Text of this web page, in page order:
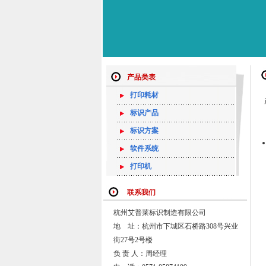
产品类表
打印耗材
标识产品
标识方案
软件系统
打印机
联系我们
杭州艾普莱标识制造有限公司
地 址：杭州市下城区石桥路308号兴业
街27号2号楼
负 责 人：周经理